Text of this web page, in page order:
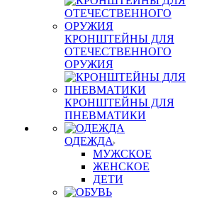
КРОНШТЕЙНЫ ДЛЯ
ОТЕЧЕСТВЕННОГО
ОРУЖИЯ
КРОНШТЕЙНЫ ДЛЯ
ПНЕВМАТИКИ
ОДЕЖДА
МУЖСКОЕ
ЖЕНСКОЕ
ДЕТИ